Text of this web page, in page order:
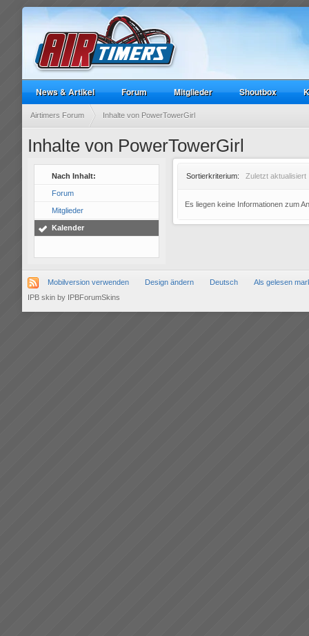
News & Artikel Forum Mitglieder Shoutbox
Airtimers Forum Inhalte von PowerTowerGirl
Inhalte von PowerTowerGirl
Nach Inhalt:
Forum
Mitglieder
Kalender
Sortierkriterium: Zuletzt aktualisiert
Es liegen keine Informationen zum
Mobilversion verwenden Design ändern Deutsch
Als gelesen
IPB skin by IPBForumSkins